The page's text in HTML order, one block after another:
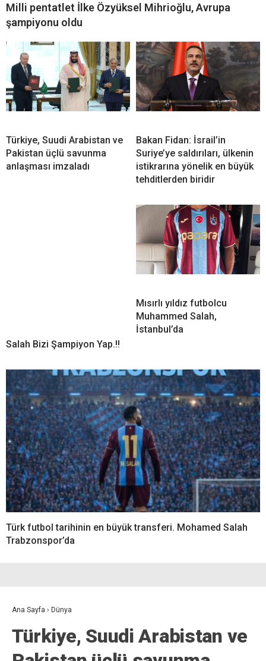
Milli pentatlet İlke Özyüksel Mihrioğlu, Avrupa
şampiyonu oldu
Türkiye, Suudi Arabistan ve
Pakistan üçlü savunma
anlaşması imzaladı
Bakan Fidan: İsrail’in
Suriye’ye saldırıları, ülkenin
istikrarına yönelik en büyük
tehditlerden biridir
Salah Bizi Şampiyon Yap.!!
Mısırlı yıldız futbolcu
Muhammed Salah,
İstanbul’da
Türk futbol tarihinin en büyük transferi. Mohamed Salah
Trabzonspor’da
Ana Sayfa › Dünya
Türkiye, Suudi Arabistan ve